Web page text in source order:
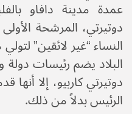
عمدة مدينة دافاو
دوتيرتي، المرشحة
النساء “غير لائقين”
البلاد يضم رئيسات دولة
دوتيرتي كاربيو، إلا
الرئيس بدلاً من ذلك.